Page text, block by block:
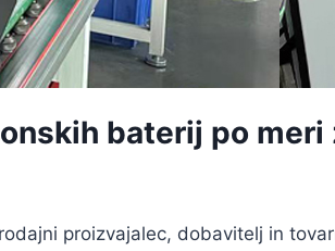
baterij po meri
proizvajalec, dobavitelj in